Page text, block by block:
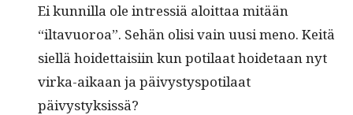
Ei kun­nil­la ole intres­siä aloit­taa mitään
“iltavuoroa”. Sehän olisi vain uusi meno. Keitä
siel­lä hoidet­taisi­in kun poti­laat hoide­taan nyt
vir­ka-aikaan ja päivystyspoti­laat
päivystyksissä?